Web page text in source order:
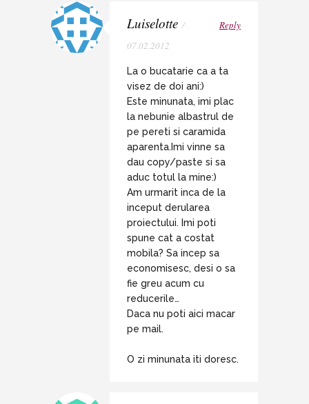
Luiselotte /
07.02.2012
Reply
La o bucatarie ca a ta
visez de doi ani:)
Este minunata, imi plac
la nebunie albastrul de
pe pereti si caramida
aparenta.Imi vinne sa
dau copy/paste si sa
aduc totul la mine:)
Am urmarit inca de la
inceput derularea
proiectului. Imi poti
spune cat a costat
mobila? Sa incep sa
economisesc, desi o sa
fie greu acum cu
reducerile…
Daca nu poti aici macar
pe mail.
O zi minunata iti doresc.